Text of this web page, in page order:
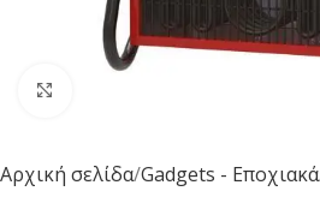
Αρχική σελίδα Gadgets - Εποχιακά